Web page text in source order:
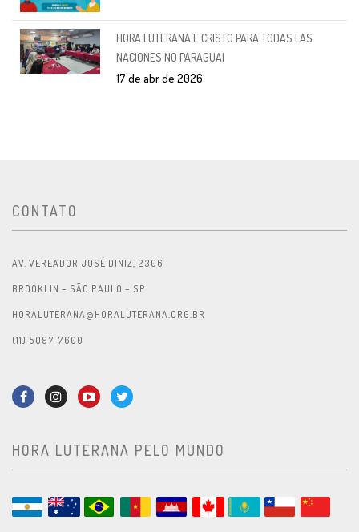
HORA LUTERANA E CRISTO PARA TODAS LAS
NACIONES NO PARAGUAI
17 de abr de 2026
CONTATO
AV. VEREADOR JOSÉ DINIZ, 2306
BROOKLIN – SÃO PAULO – SP
HORALUTERANA@HORALUTERANA.ORG.BR
(11) 5097-7600
HORA LUTERANA PELO MUNDO